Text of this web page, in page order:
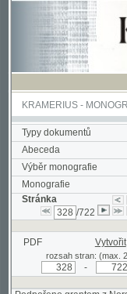
KRAMERIUS-
Typy dokumentů
Abeceda
Výběr monografie
Monografie
Stránka
/722
PDF Vytvořit
rozsah stran: (max. 20)
Podpořeno grantem z Norska
prostřednictvím Norského
finančního mechanismu